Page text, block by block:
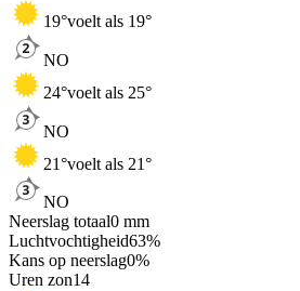
19°voelt als 19°
NO
24°voelt als 25°
NO
21°voelt als 21°
NO
Neerslag totaal0 mm
Luchtvochtigheid63%
Kans op neerslag0%
Uren zon14